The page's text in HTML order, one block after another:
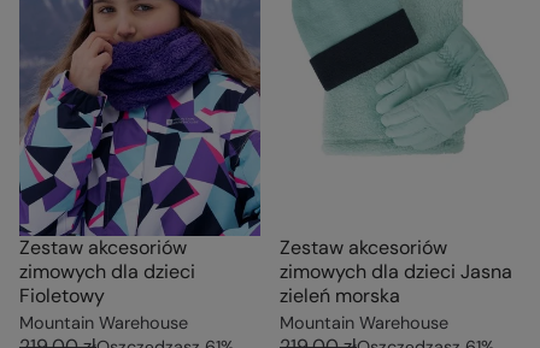
Zestaw akcesoriów
zimowych dla dzieci
Fioletowy
Mountain Warehouse
Zestaw akcesoriów
zimowych dla dzieci Jasna
zieleń morska
Mountain Warehouse